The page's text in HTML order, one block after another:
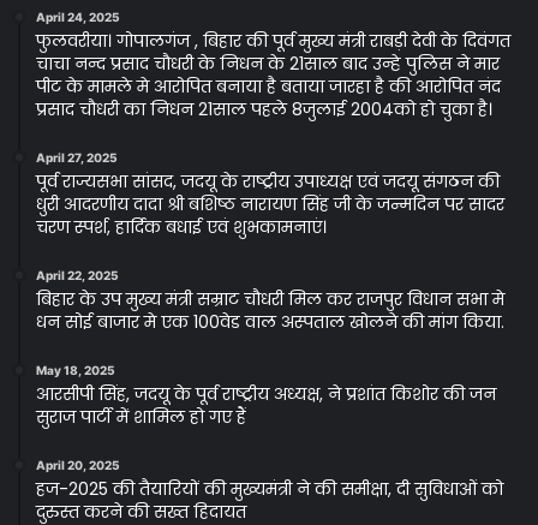
April 24, 2025
फुलवरीया। गोपालगंज , बिहार की पूर्व मुख्य मंत्री राबड़ी देवी के दिवंगत
चाचा नन्द प्रसाद चौधरी के निधन के 21साल बाद उन्हे पुलिस ने मार
पीट के मामले मे आरोपित बनाया है बताया जारहा है की आरोपित नंद
प्रसाद चौधरी का निधन 21साल पहले 8जुलाई 2004को हो चुका है।
April 27, 2025
पूर्व राज्यसभा सांसद, जदयू के राष्ट्रीय उपाध्यक्ष एवं जदयू संगठन की
धुरी आदरणीय दादा श्री बशिष्ठ नारायण सिंह जी के जन्मदिन पर सादर
चरण स्पर्श, हार्दिक बधाई एवं शुभकामनाएं।
April 22, 2025
बिहार के उप मुख्य मंत्री सम्राट चौधरी मिल कर राजपुर विधान सभा मे
धन सोई बाजार मे एक 100वेड वाल अस्पताल खोलने की मांग किया.
May 18, 2025
आरसीपी सिंह, जदयू के पूर्व राष्ट्रीय अध्यक्ष, ने प्रशांत किशोर की जन
सुराज पार्टी में शामिल हो गए हैं
April 20, 2025
हज-2025 की तैयारियों की मुख्यमंत्री ने की समीक्षा, दी सुविधाओं को
दुरुस्त करने की सख्त हिदायत